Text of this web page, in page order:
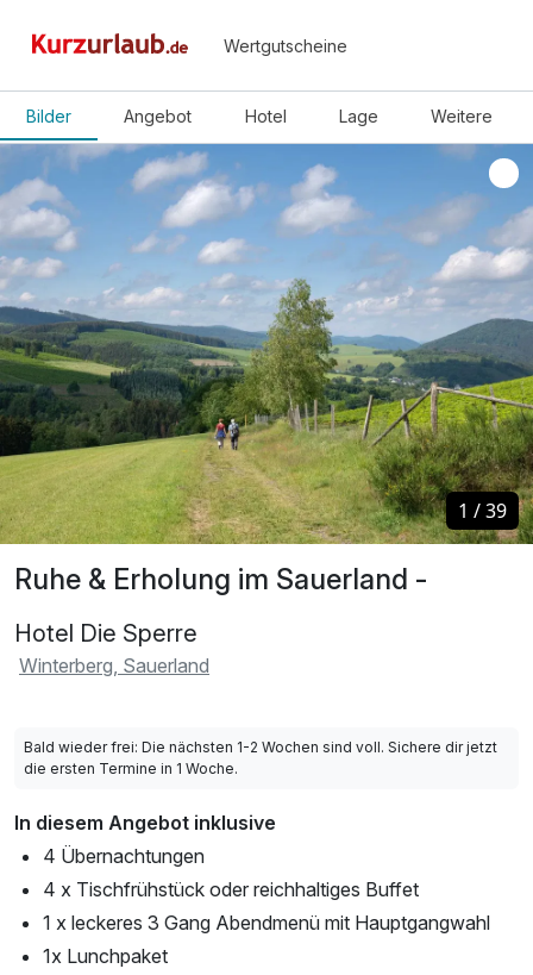
Wertgutscheine
Bilder Angebot Hotel Lage Weitere
Ruhe & Erholung im Sauerland -
Hotel Die Sperre
Winterberg, Sauerland
1 /39
1 /39
Bald wieder frei: Die nächsten 1-2 Wochen sind voll. Sichere dir jetzt
die ersten Termine in 1 Woche.
In diesem Angebot inklusive
4 Übernachtungen
4 x Tischfrühstück oder reichhaltiges Buffet
1 x leckeres 3 Gang Abendmenü mit Hauptgangwahl
1x Lunchpaket